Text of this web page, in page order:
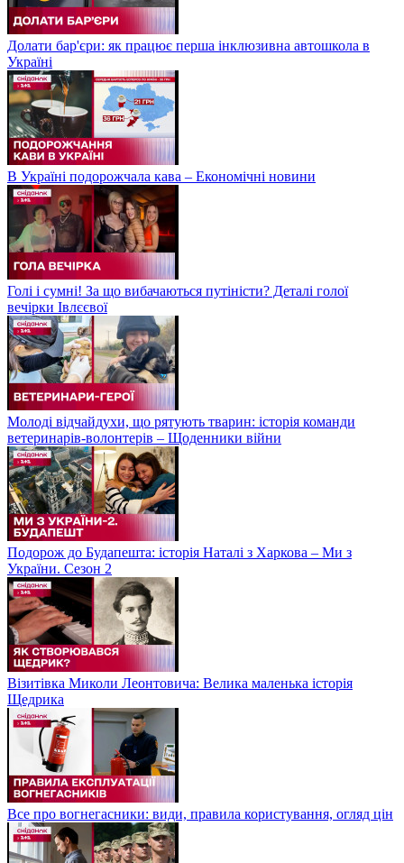
Долати бар'єри: як працює перша інклюзивна автошкола в
Україні
В Україні подорожчала кава – Економічні новини
Голі і сумні! За що вибачаються путіністи? Деталі голої
вечірки Івлєєвої
Молоді відчайдухи, що рятують тварин: історія команди
ветеринарів-волонтерів – Щоденники війни
Подорож до Будапешта: історія Наталі з Харкова – Ми з
України. Сезон 2
Візитівка Миколи Леонтовича: Велика маленька історія
Щедрика
Все про вогнегасники: види, правила користування, огляд цін